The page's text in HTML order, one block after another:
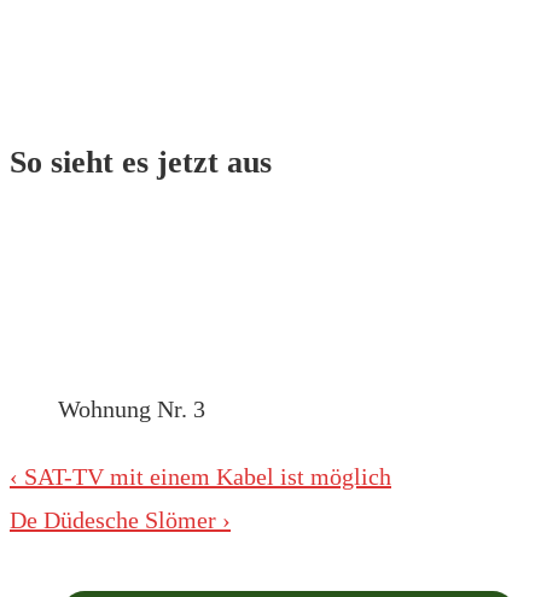
So sieht es jetzt aus
Wohnung Nr. 3
Beitragsnavigation
Vorheriger
Beitrag
‹ SAT-TV mit einem Kabel ist möglich
Nächster
De Düdesche Slömer ›